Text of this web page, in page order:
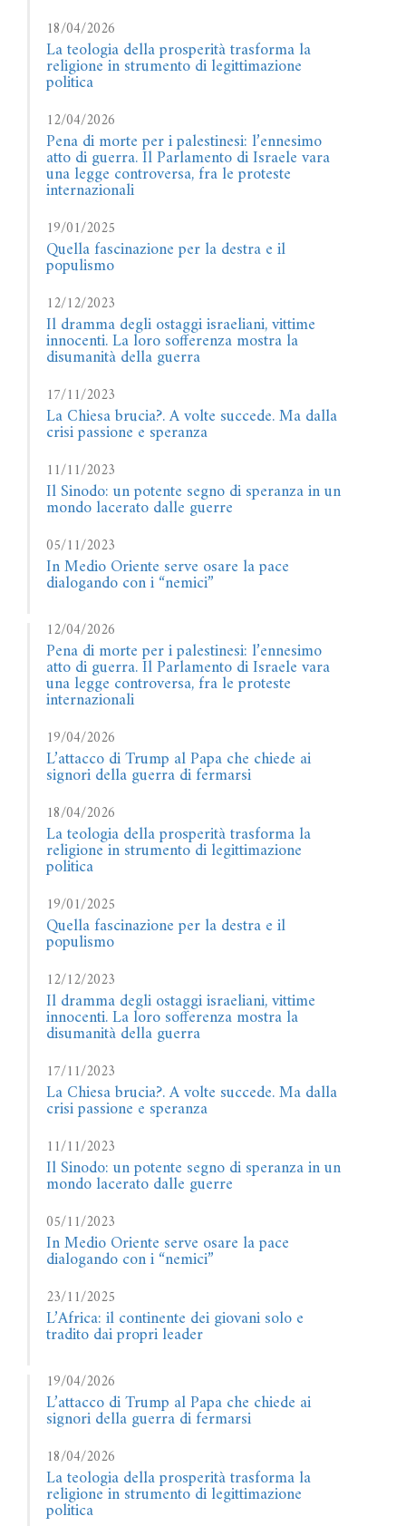
18/04/2026
La teologia della prosperità trasforma la
religione in strumento di legittimazione
politica
12/04/2026
Pena di morte per i palestinesi: l’ennesimo
atto di guerra. Il Parlamento di Israele vara
una legge controversa, fra le proteste
internazionali
19/01/2025
Quella fascinazione per la destra e il
populismo
12/12/2023
Il dramma degli ostaggi israeliani, vittime
innocenti. La loro sofferenza mostra la
disumanità della guerra
17/11/2023
La Chiesa brucia?. A volte succede. Ma dalla
crisi passione e speranza
11/11/2023
Il Sinodo: un potente segno di speranza in un
mondo lacerato dalle guerre
05/11/2023
In Medio Oriente serve osare la pace
dialogando con i “nemici”
12/04/2026
Pena di morte per i palestinesi: l’ennesimo
atto di guerra. Il Parlamento di Israele vara
una legge controversa, fra le proteste
internazionali
19/04/2026
L’attacco di Trump al Papa che chiede ai
signori della guerra di fermarsi
18/04/2026
La teologia della prosperità trasforma la
religione in strumento di legittimazione
politica
19/01/2025
Quella fascinazione per la destra e il
populismo
12/12/2023
Il dramma degli ostaggi israeliani, vittime
innocenti. La loro sofferenza mostra la
disumanità della guerra
17/11/2023
La Chiesa brucia?. A volte succede. Ma dalla
crisi passione e speranza
11/11/2023
Il Sinodo: un potente segno di speranza in un
mondo lacerato dalle guerre
05/11/2023
In Medio Oriente serve osare la pace
dialogando con i “nemici”
23/11/2025
L’Africa: il continente dei giovani solo e
tradito dai propri leader
19/04/2026
L’attacco di Trump al Papa che chiede ai
signori della guerra di fermarsi
18/04/2026
La teologia della prosperità trasforma la
religione in strumento di legittimazione
politica